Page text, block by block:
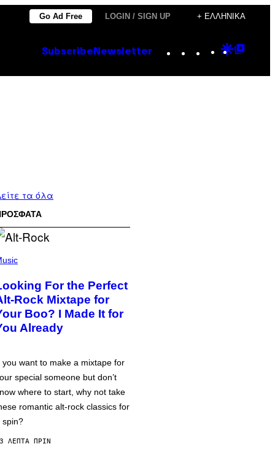
Go Ad Free LOGIN / SIGN UP + ΕΛΛΗΝΙΚΆ
Subscribe Newsletter Instagram
TikTok
YouTube
Google
τα όλα
For the Perfect
Rock Mixtape for
Boo? I Made It for
Already
you want to make a mixtape for
special someone but don’t
where to start, why not take
romantic alt-rock classics for
spin?
ΛΕΠΤΆ ΠΡΙΝ